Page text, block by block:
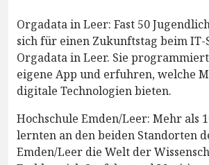
Orgadata in Leer: Fast 50
sich für einen Zukunftstag beim IT-
Orgadata in Leer. Sie
eigene App und erfuhren, welche
digitale Technologien bieten.
Hochschule Emden/Leer: Mehr als
lernten an den beiden Standorten
Emden/Leer die Welt der